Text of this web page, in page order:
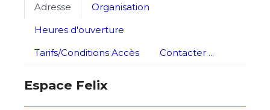
* Champ obligatoire
J'accepte lestermes et conditions
* Champ obligatoire
Adresse
Organisation
Heures d'ouverture
Tarifs/Conditions Accès
Contacter ...
Espace Felix